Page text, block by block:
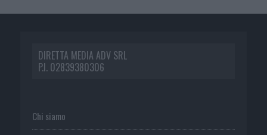
DIRETTA MEDIA ADV SRL
P.I. 02839380306
Chi siamo